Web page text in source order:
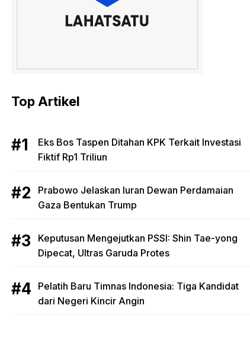
Top Artikel
Eks Bos Taspen Ditahan KPK Terkait Investasi
Fiktif Rp1 Triliun
Prabowo Jelaskan Iuran Dewan Perdamaian
Gaza Bentukan Trump
Keputusan Mengejutkan PSSI: Shin Tae-yong
Dipecat, Ultras Garuda Protes
Pelatih Baru Timnas Indonesia: Tiga Kandidat
dari Negeri Kincir Angin